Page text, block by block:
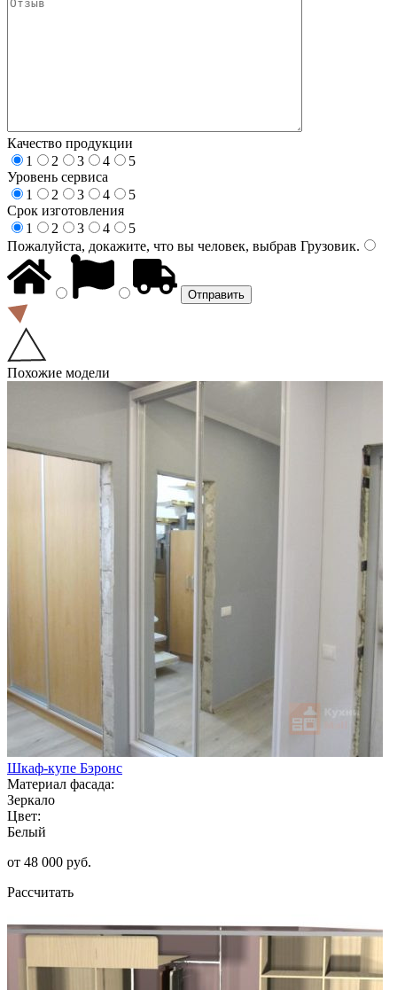
Качество продукции
1
2 3 4
5
Уровень сервиса
1
2 3 4
5
Срок изготовления
1
2 3 4
5
Пожалуйста, докажите, что вы человек, выбрав Грузовик.
Похожие модели
Шкаф-купе Бэронс
Материал фасада:
Зеркало
Цвет:
Белый
от 48 000 руб.
Рассчитать